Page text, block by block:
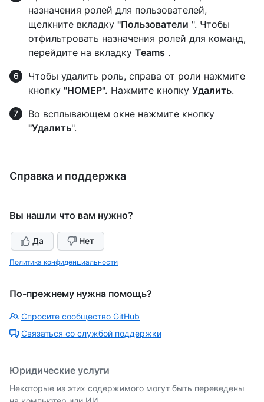
назначения ролей для пользователей,
щелкните вкладку "Пользователи ". Чтобы
отфильтровать назначения ролей для команд,
перейдите на вкладку Teams .
Чтобы удалить роль, справа от роли нажмите
кнопку "НОМЕР". Нажмите кнопку Удалить.
Во всплывающем окне нажмите кнопку
"Удалить".
Справка и поддержка
Вы нашли что вам нужно?
Да Нет
Политика конфиденциальности
По-прежнему нужна помощь?
Спросите сообщество GitHub
Связаться со службой поддержки
Юридические услуги
Некоторые из этих содержимого могут быть переведены